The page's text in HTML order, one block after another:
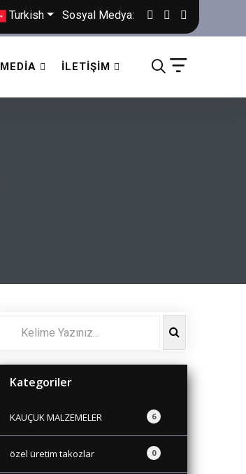
Turkish Sosyal Medya:
MEDIA İLETIŞIM
Kategoriler
6
KAUÇUK MALZEMELER
0
özel üretim takozlar